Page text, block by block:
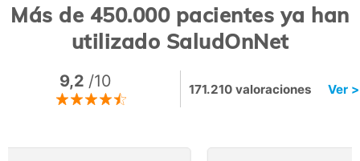
Más de 450.000 pacientes ya han
utilizado SaludOnNet
9,2 /10 171.210 valoraciones Ver >